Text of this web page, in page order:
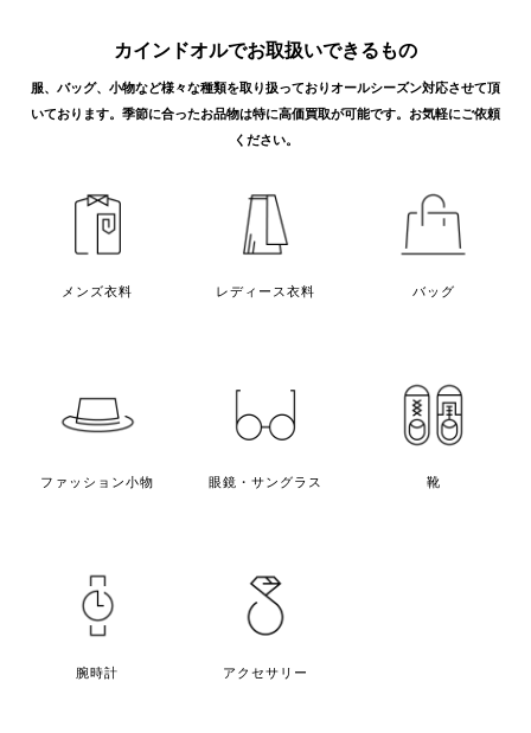
カインドオルでお取扱いできるもの
服、バッグ、小物など様々な種類を取り扱っておりオールシーズン対応させて頂
いております。 季節に合ったお品物は特に高価買取が可能です。お気軽にご依頼
ください。
メンズ衣料 レディース衣料 バッグ
ファッション小物 眼鏡・サングラス 靴
腕時計 アクセサリー